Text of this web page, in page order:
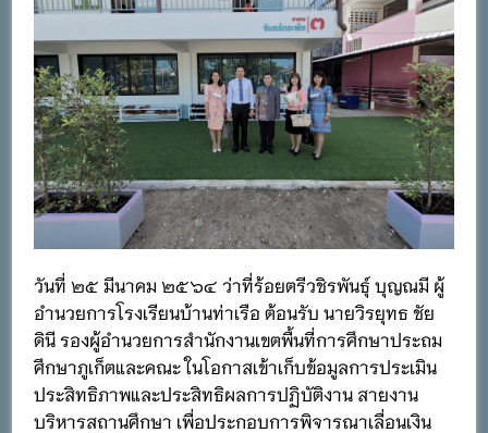
วันที่ ๒๕ มีนาคม ๒๕๖๔ ว่าที่ร้อยตรีวชิรพันธุ์ บุญณมี ผู้
อำนวยการโรงเรียนบ้านท่าเรือ ต้อนรับ นายวิรยุทธ ชัย
ดินี รองผู้อำนวยการสำนักงานเขตพื้นที่การศึกษาประถม
ศึกษาภูเก็ตและคณะ ในโอกาสเข้าเก็บข้อมูลการประเมิน
ประสิทธิภาพและประสิทธิผลการปฏิบัติงาน สายงาน
บริหารสถานศึกษา เพื่อประกอบการพิจารณาเลื่อนเงิน